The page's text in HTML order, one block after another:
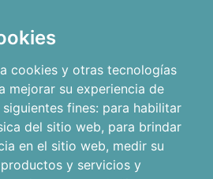
cookies y otras tecnologías
mejorar su experiencia de
fines: para habilitar
del sitio web, para brindar
en el sitio web, medir su
y servicios y